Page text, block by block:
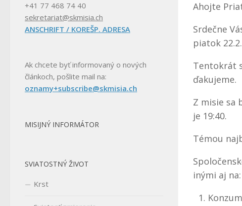
Ahojte
Srdečne
piatok
Tentokrát
ďakujeme.
Z misie sa
je 19:40.
Témou
inými aj na:
+41 77 468 74 40
sekretariat@skmisia.ch
ANSCHRIFT / KOREŠP. ADRESA
Ak chcete byť informovaný o nových
článkoch, pošlite mail na:
oznamy+subscribe@skmisia.ch
MISIJNÝ INFORMÁTOR
SVIATOSTNÝ ŽIVOT
Krst